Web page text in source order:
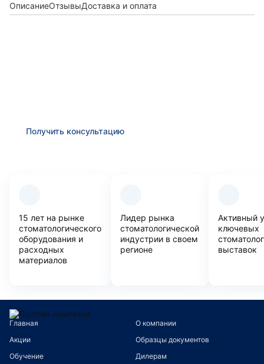
ОписаниеОтзывыДоставка и оплата
Получить консультацию
15 лет на рынке
стоматологического
оборудования и
расходных
материалов
Лидер рынка
стоматологической
индустрии в своем
регионе
Активный
ключевых
выставок
Главная
О компании
Акции
Образцы документов
Обучение
Дилерам